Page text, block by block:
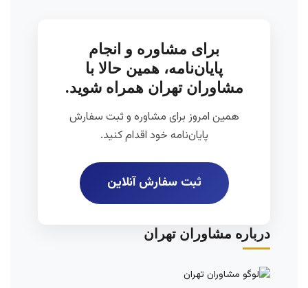
برای مشاوره و انجام
پایان‌نامه، همین حالا با
مشاوران تهران همراه شوید.
همین امروز برای مشاوره و ثبت سفارش
پایان‌نامه خود اقدام کنید.
ثبت سفارش آنلاین
درباره مشاوران تهران